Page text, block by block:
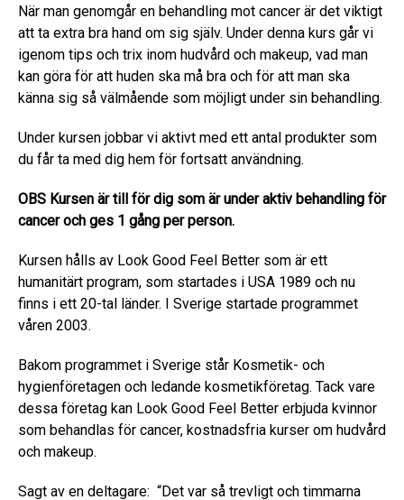
När man genomgår en behandling mot cancer är det viktigt
att ta extra bra hand om sig själv. Under denna kurs går vi
igenom tips och trix inom hudvård och makeup, vad man
kan göra för att huden ska må bra och för att man ska
känna sig så välmående som möjligt under sin behandling.
Under kursen jobbar vi aktivt med ett antal produkter som
du får ta med dig hem för fortsatt användning.
OBS Kursen är till för dig som är under aktiv behandling för
cancer och ges 1 gång per person.
Kursen hålls av Look Good Feel Better som är ett
humanitärt program, som startades i USA 1989 och nu
finns i ett 20-tal länder. I Sverige startade programmet
våren 2003.
Bakom programmet i Sverige står Kosmetik- och
hygienföretagen och ledande kosmetikföretag. Tack vare
dessa företag kan Look Good Feel Better erbjuda kvinnor
som behandlas för cancer, kostnadsfria kurser om hudvård
och makeup.
Sagt av en deltagare: “Det var så trevligt och timmarna